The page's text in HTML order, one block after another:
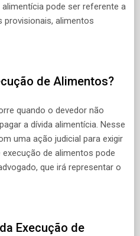
alimentícia pode ser referente a
provisionais, alimentos
de Alimentos?
quando o devedor não
a dívida alimentícia. Nesse
uma ação judicial para exigir
de alimentos pode
que irá representar o
Execução de